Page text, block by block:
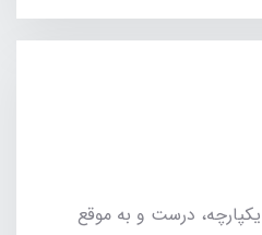
درست و به موقع